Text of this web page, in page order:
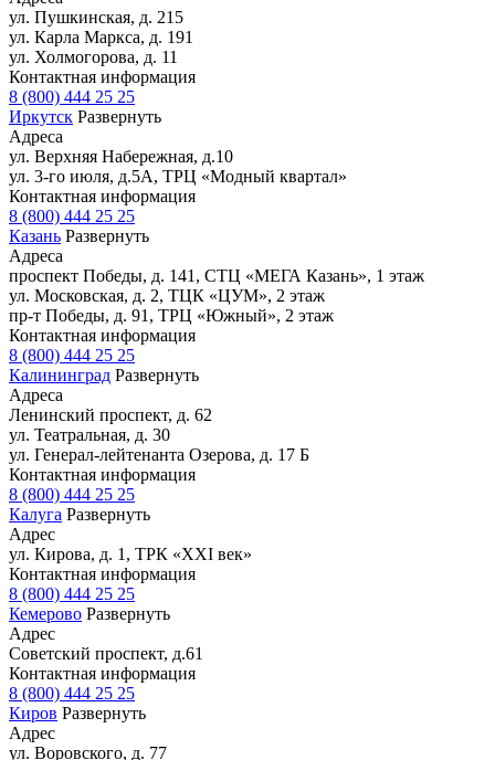
ул. Пушкинская, д. 215
ул. Карла Маркса, д. 191
ул. Холмогорова, д. 11
Контактная информация
8 (800) 444 25 25
Иркутск Развернуть
Адреса
ул. Верхняя Набережная, д.10
ул. 3-го июля, д.5А, ТРЦ «Модный квартал»
Контактная информация
8 (800) 444 25 25
Казань Развернуть
Адреса
проспект Победы, д. 141, СТЦ «МЕГА Казань», 1 этаж
ул. Московская, д. 2, ТЦК «ЦУМ», 2 этаж
пр-т Победы, д. 91, ТРЦ «Южный», 2 этаж
Контактная информация
8 (800) 444 25 25
Калининград Развернуть
Адреса
Ленинский проспект, д. 62
ул. Театральная, д. 30
ул. Генерал-лейтенанта Озерова, д. 17 Б
Контактная информация
8 (800) 444 25 25
Калуга Развернуть
Адрес
ул. Кирова, д. 1, ТРК «XXI век»
Контактная информация
8 (800) 444 25 25
Кемерово Развернуть
Адрес
Советский проспект, д.61
Контактная информация
8 (800) 444 25 25
Киров Развернуть
Адрес
ул. Воровского, д. 77